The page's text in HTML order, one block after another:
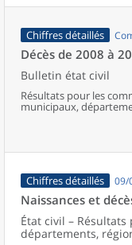
Chiffres détaillés
Décès de 2008 à
Bulletin état civil
Résultats pour les
municipaux,
d’emploi, bassins de
Chiffres détaillés 09/
Naissances et
État civil –
départements,